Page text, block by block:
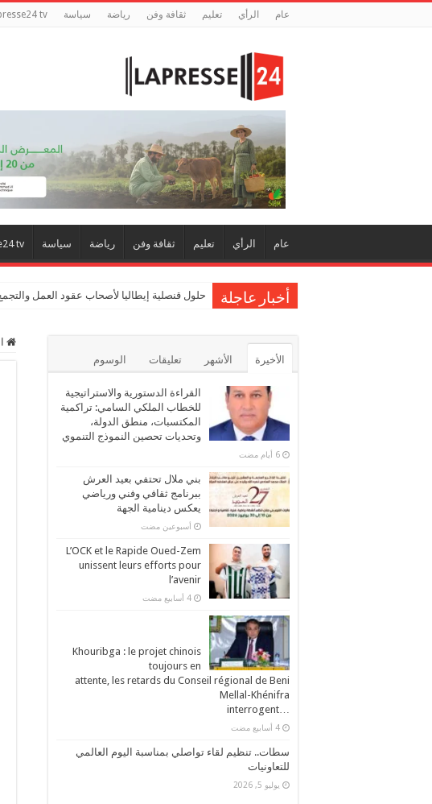
عام الرأي تعليم ثقافة وفن رياضة سياسة tv
عام الرأي تعليم ثقافة وفن رياضة سياسة tv
أخبار عاجلة حلول قنصلية إيطاليا لأصحاب عقود العمل
الأخيرة الأشهر تعليقات الوسوم
القراءة الدستورية والاستراتيجية
للخطاب الملكي السامي: تراكمية
المكتسبات، منطق الدولة،
وتحديات تحصين النموذج التنموي
بني ملال تحتفي بعيد العرش
ببرنامج ثقافي وفني ورياضي
يعكس دينامية الجهة
‏أسبوعين مضت
L’OCK et le Rapide Oued-Zem
unissent leurs efforts pour
l’avenir
Khouribga : le projet chinois
toujours en
attente, les retards du Conseil régional de Beni
Mellal-Khénifra
سطات.. تنظيم لقاء تواصلي بمناسبة اليوم العالمي
للتعاونيات
يوليو 5, 2026